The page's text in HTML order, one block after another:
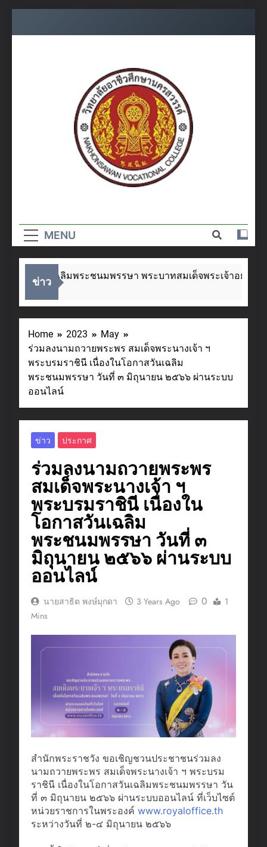
อาชีวศึกษา
นครสวรรค์
MENU
ข่าว
อกาสวันเฉลิมพระชนมพรรษา พระบาทสมเด็จพระเจ้าอยู่หัว ๒
Home 2023
May
ร่วมลงนามถวายพระพร สมเด็จพระนางเจ้า ฯ
พระบรมราชินี เนื่องในโอกาสวันเฉลิม
พระชนมพรรษา วันที่ ๓ มิถุนายน ๒๕๖๖ ผ่านระบบ
ออนไลน์
ข่าว ประกาศ
ร่วมลงนามถวายพระพร
สมเด็จพระนางเจ้า ฯ
พระบรมราชินี เนื่องใน
โอกาสวันเฉลิม
พระชนมพรรษา วันที่ ๓
มิถุนายน ๒๕๖๖ ผ่านระบบ
ออนไลน์
นายสาธิต พงษ์มุกดา 3 Years Ago 0
1
Mins
สำนักพระราชวัง ขอเชิญชวนประชาชนร่วมลง
นามถวายพระพร สมเด็จพระนางเจ้า ฯ พระบรม
ราชินี เนื่องในโอกาสวันเฉลิมพระชนมพรรษา วัน
ที่ ๓ มิถุนายน ๒๕๖๖ ผ่านระบบออนไลน์ ที่เว็บไซต์
หน่วยราชการในพระองค์ www.royaloffice.th
ระหว่างวันที่ ๒-๔ มิถุนายน ๒๕๖๖